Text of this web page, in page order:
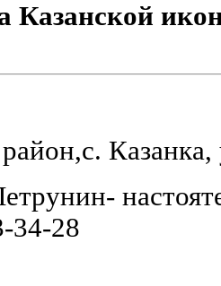
Казанской
с.
34-28